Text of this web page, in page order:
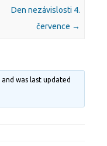
Den nezávislosti 4.
července →
was last updated